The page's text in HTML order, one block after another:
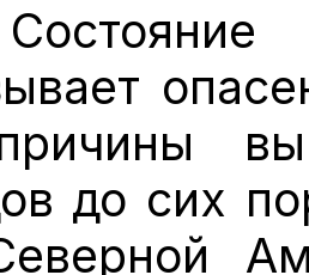
до сих